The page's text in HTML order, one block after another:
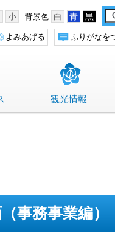
背景色 白 青 黒
小
ふりがなを
よみあげる
観光情報
事務事業編）